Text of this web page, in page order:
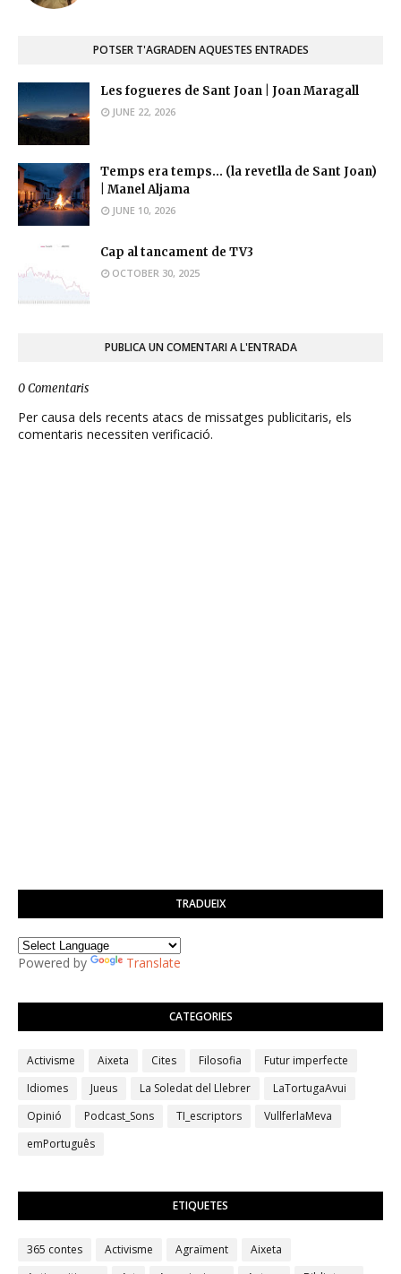
POTSER T'AGRADEN AQUESTES ENTRADES
Les fogueres de Sant Joan | Joan Maragall
JUNE 22, 2026
Temps era temps... (la revetlla de Sant Joan)
| Manel Aljama
JUNE 10, 2026
Cap al tancament de TV3
OCTOBER 30, 2025
PUBLICA UN COMENTARI A L'ENTRADA
0 Comentaris
Per causa dels recents atacs de missatges publicitaris, els
comentaris necessiten verificació.
TRADUEIX
Powered by Translate
CATEGORIES
Activisme Aixeta Cites Filosofia
Futur imperfecte
Idiomes
Jueus La Soledat del Llebrer
LaTortugaAvui
Opinió
Podcast_Sons TI_escriptors
VullferlaMeva
emPortuguês
ETIQUETES
365 contes Activisme Agraïment
Aixeta